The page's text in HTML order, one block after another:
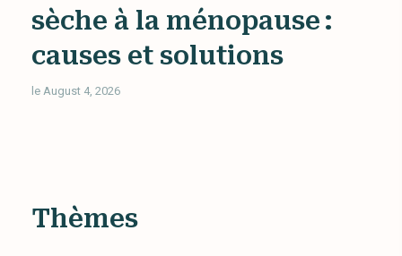
sèche à la ménopause :
causes et solutions
le August 4, 2026
Thèmes